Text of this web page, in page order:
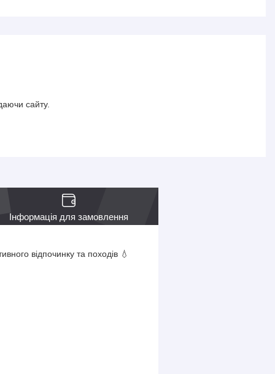
сайту.
Інформація для замовлення
відпочинку та походів 💧